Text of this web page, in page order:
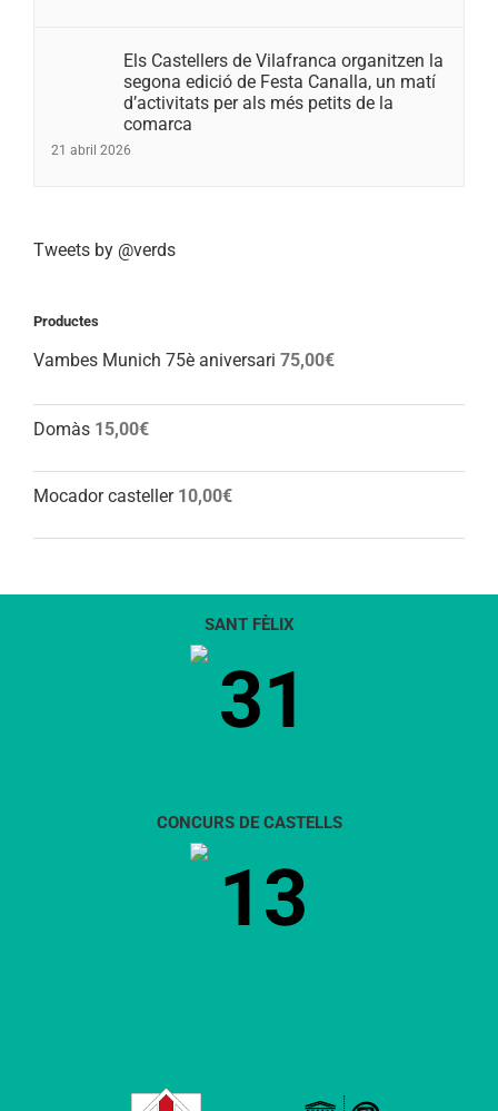
Els Castellers de Vilafranca organitzen la
segona edició de Festa Canalla, un matí
d’activitats per als més petits de la
comarca
21 abril 2026
Tweets by @verds
Productes
Vambes Munich 75è aniversari 75,00€
Domàs 15,00€
Mocador casteller 10,00€
SANT FÈLIX
31
CONCURS DE CASTELLS
13